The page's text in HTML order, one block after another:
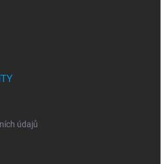
údajů